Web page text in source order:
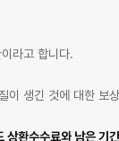
라고 합니다.
이 생긴 것에 대한 보
환수수료와 남은 기